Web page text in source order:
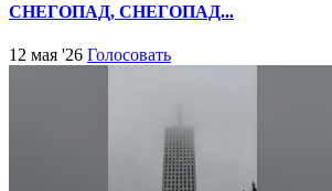
СНЕГОПАД, СНЕГОПАД...
12 мая '26 Голосовать